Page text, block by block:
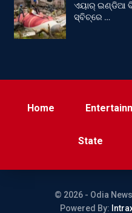
ଏୟାର୍ ଇଣ୍ଡିଆ
ସ୍ବିଚ୍‌ରେ …
Home
State
© 2026 - Odia
Powered By: